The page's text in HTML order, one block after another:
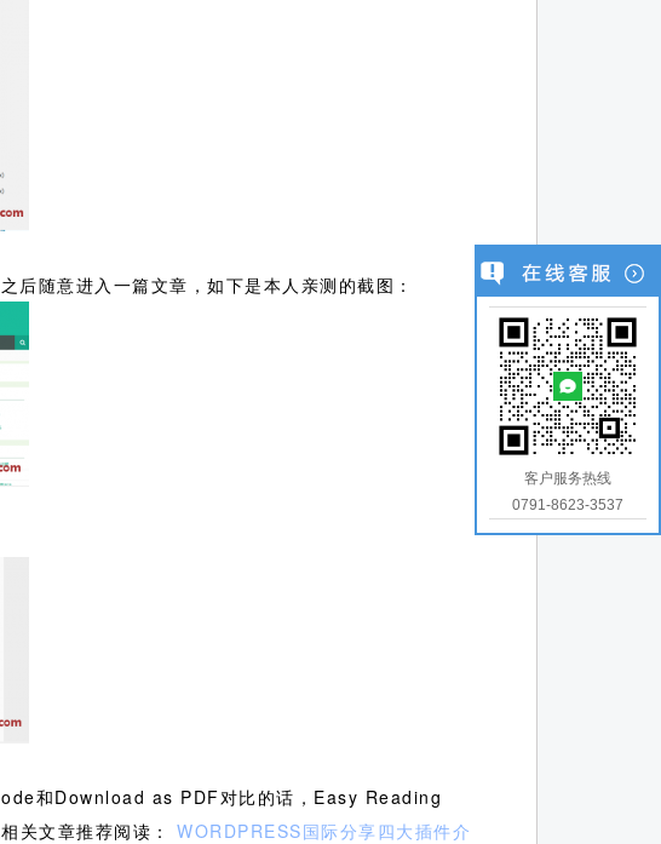
后随意进入一篇文章，如下是本人亲测的截图：
和Download as PDF对比的话，Easy Reading
关文章推荐阅读： WORDPRESS国际分享四大插件介
客户服务热线
0791-8623-3537